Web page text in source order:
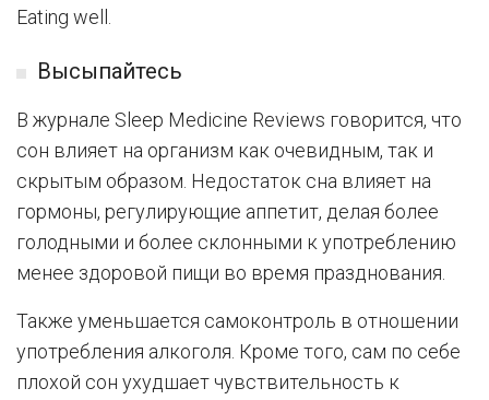
Eating well.
Высыпайтесь
В журнале Sleep Medicine Reviews говорится, что
сон влияет на организм как очевидным, так и
скрытым образом. Недостаток сна влияет на
гормоны, регулирующие аппетит, делая более
голодными и более склонными к употреблению
менее здоровой пищи во время празднования.
Также уменьшается самоконтроль в отношении
употребления алкоголя. Кроме того, сам по себе
плохой сон ухудшает чувствительность к